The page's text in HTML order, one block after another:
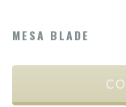
MESA BLADE